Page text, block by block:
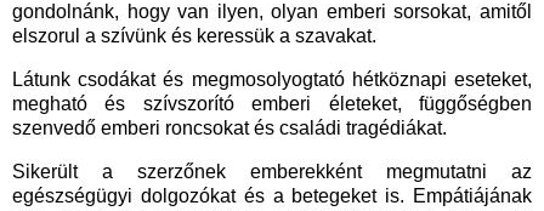
gondolnánk, hogy van ilyen, olyan emberi sorsokat, amitől
elszorul a szívünk és keressük a szavakat.
Látunk csodákat és megmosolyogtató hétköznapi eseteket,
megható és szívszorító emberi életeket, függőségben
szenvedő emberi roncsokat és családi tragédiákat.
Sikerült a szerzőnek emberekként megmutatni az
egészségügyi dolgozókat és a betegeket is. Empátiájának